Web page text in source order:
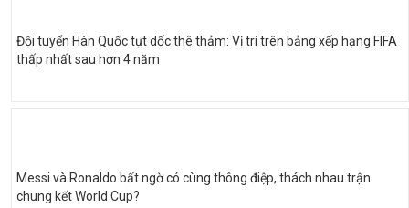
Đội tuyển Hàn Quốc tụt dốc thê thảm: Vị trí trên bảng xếp hạng FIFA
thấp nhất sau hơn 4 năm
Messi và Ronaldo bất ngờ có cùng thông điệp, thách nhau trận
chung kết World Cup?